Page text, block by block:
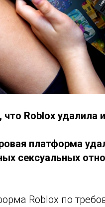
что Roblox удалила
платформа
сексуальных
Roblox по